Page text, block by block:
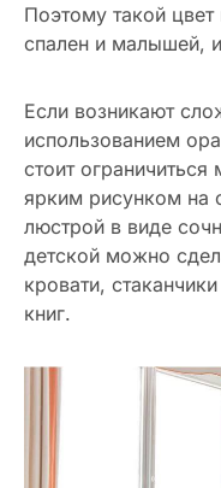
Поэтому такой
спален и малышей,
Если возникают
использованием
стоит
ярким рисунком на
люстрой в виде
детской можно
кровати,
книг.